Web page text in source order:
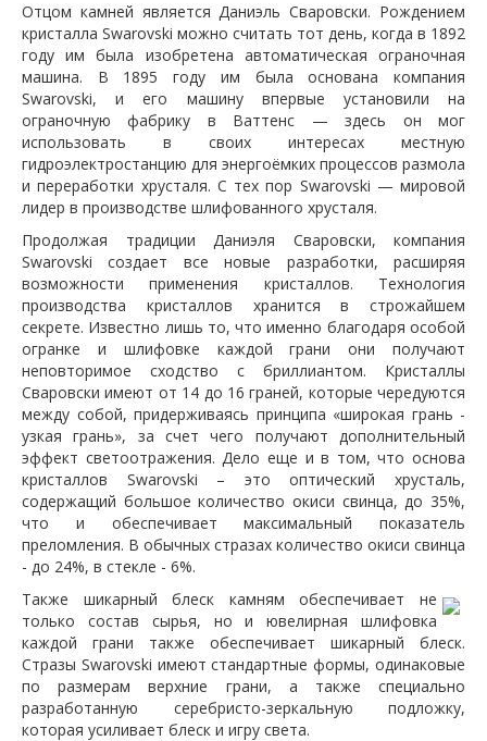
Отцом камней является Даниэль Сваровски. Рождением
кристалла Swarovski можно считать тот день, когда в 1892
году им была изобретена автоматическая ограночная
машина. В 1895 году им была основана компания
Swarovski, и его машину впервые установили на
ограночную фабрику в Ваттенс — здесь он мог
использовать в своих интересах местную
гидроэлектростанцию для энергоёмких процессов размола
и переработки хрусталя. С тех пор Swarovski — мировой
лидер в производстве шлифованного хрусталя.
Продолжая традиции Даниэля Сваровски, компания
Swarovski создает все новые разработки, расширяя
возможности применения кристаллов. Технология
производства кристаллов хранится в строжайшем
секрете. Известно лишь то, что именно благодаря особой
огранке и шлифовке каждой грани они получают
неповторимое сходство с бриллиантом. Кристаллы
Сваровски имеют от 14 до 16 граней, которые чередуются
между собой, придерживаясь принципа «широкая грань -
узкая грань», за счет чего получают дополнительный
эффект светоотражения. Дело еще и в том, что основа
кристаллов Swarovski – это оптический хрусталь,
содержащий большое количество окиси свинца, до 35%,
что и обеспечивает максимальный показатель
преломления. В обычных стразах количество окиси свинца
- до 24%, в стекле - 6%.
Также шикарный блеск камням обеспечивает не
только состав сырья, но и ювелирная шлифовка
каждой грани также обеспечивает шикарный блеск.
Стразы Swarovski имеют стандартные формы, одинаковые
по размерам верхние грани, а также специально
разработанную серебристо-зеркальную подложку,
которая усиливает блеск и игру света.